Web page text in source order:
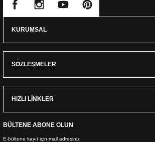
KURUMSAL
SÖZLEŞMELER
HIZLI LİNKLER
BÜLTENE ABONE OLUN